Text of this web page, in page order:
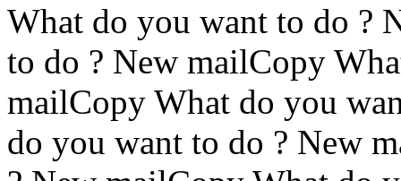
What do you want to do ?
to do ? New mailCopy
mailCopy What do you
do you want to do ? New